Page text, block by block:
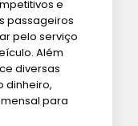
e
passageiros
pelo serviço
Além
diversas
dinheiro,
para